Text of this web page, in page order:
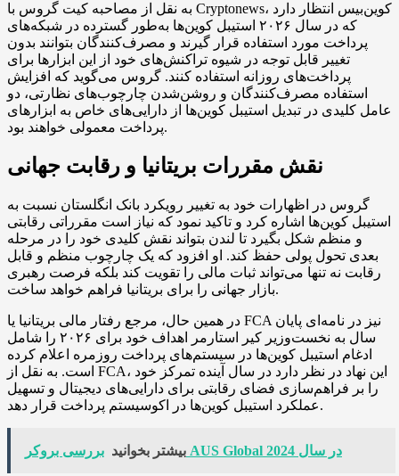
به نقل از مصاحبه کیت گروس با Cryptonews، کوین‌بیس انتظار دارد
که در سال ۲۰۲۶ استیبل کوین‌ها به‌طور گسترده در شبکه‌های
پرداخت مورد استفاده قرار گیرند و مصرف‌کنندگان بتوانند بدون
تغییر قابل توجه در شیوه تراکنش‌های خود از این ابزارها برای
پرداخت‌های روزانه استفاده کنند. گروس می‌گوید که افزایش
استفاده مصرف‌کنندگان و روشن‌شدن چارچوب‌های نظارتی، دو
عامل کلیدی در تبدیل استیبل کوین‌ها از دارایی‌های خاص به ابزارهای
پرداخت معمولی خواهند بود.
نقش مقررات بریتانیا و رقابت جهانی
گروس در اظهارات خود به تغییر رویکرد بانک انگلستان نسبت به
استیبل کوین‌ها اشاره کرد و تاکید نمود که نیاز است مقرراتی رقابتی
و منظم شکل بگیرد تا لندن بتواند نقش کلیدی خود را در مرحله
بعدی تحول پولی حفظ کند. او افزود که یک چارچوب منظم و قابل
رقابت نه تنها می‌تواند ثبات مالی را تقویت کند بلکه فرصت رهبری
بازار جهانی را برای بریتانیا فراهم خواهد ساخت.
در همین حال، مرجع رفتار مالی بریتانیا یا FCA نیز در نامه‌ای پایان
سال به نخست‌وزیر کیر استارمر اهداف خود برای ۲۰۲۶ را شامل
ادغام استیبل کوین‌ها در سیستم‌های پرداخت روزمره اعلام کرده
است. به نقل از FCA، این نهاد در نظر دارد در سال آینده تمرکز خود
را بر فراهم‌سازی فضای رقابتی برای دارایی‌های دیجیتال و تسهیل
عملکرد استیبل کوین‌ها در اکوسیستم پرداخت قرار دهد.
بیشتر بخوانید بررسی بروکر AUS Global در سال 2024